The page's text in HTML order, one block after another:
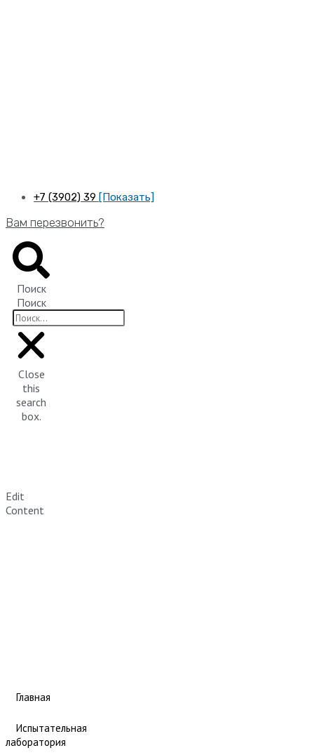
+7 (3902) 39 [Показать]
Вам перезвонить?
Поиск
Поиск
Close
this
search
box.
Edit
Content
Главная
Испытательная
лаборатория